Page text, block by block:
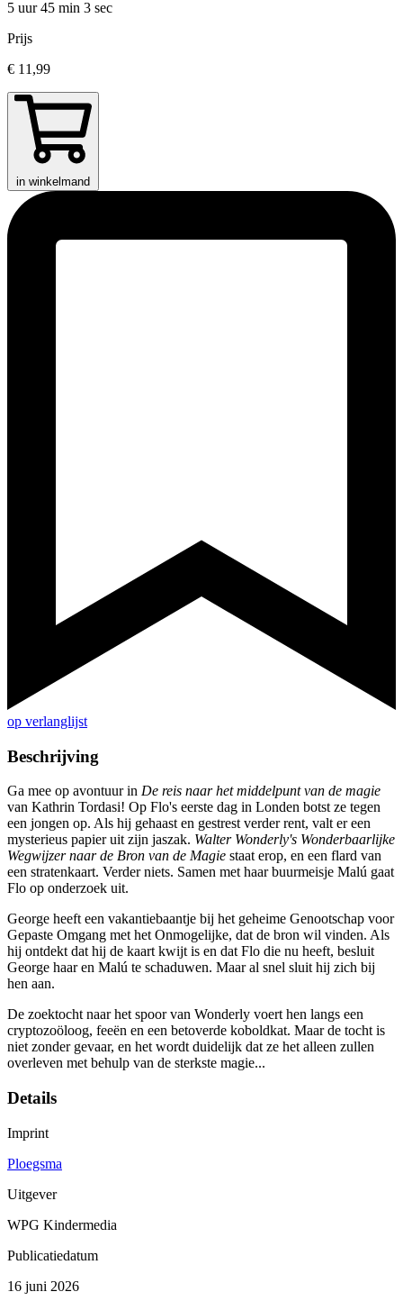
5 uur 45 min 3 sec
Prijs
€ 11,99
in winkelmand
op verlanglijst
Beschrijving
Ga mee op avontuur in De reis naar het middelpunt van de magie
van Kathrin Tordasi! Op Flo's eerste dag in Londen botst ze tegen
een jongen op. Als hij gehaast en gestrest verder rent, valt er een
mysterieus papier uit zijn jaszak. Walter Wonderly's Wonderbaarlijke
Wegwijzer naar de Bron van de Magie staat erop, en een flard van
een stratenkaart. Verder niets. Samen met haar buurmeisje Malú gaat
Flo op onderzoek uit.
George heeft een vakantiebaantje bij het geheime Genootschap voor
Gepaste Omgang met het Onmogelijke, dat de bron wil vinden. Als
hij ontdekt dat hij de kaart kwijt is en dat Flo die nu heeft, besluit
George haar en Malú te schaduwen. Maar al snel sluit hij zich bij
hen aan.
De zoektocht naar het spoor van Wonderly voert hen langs een
cryptozoöloog, feeën en een betoverde koboldkat. Maar de tocht is
niet zonder gevaar, en het wordt duidelijk dat ze het alleen zullen
overleven met behulp van de sterkste magie...
Details
Imprint
Ploegsma
Uitgever
WPG Kindermedia
Publicatiedatum
16 juni 2026